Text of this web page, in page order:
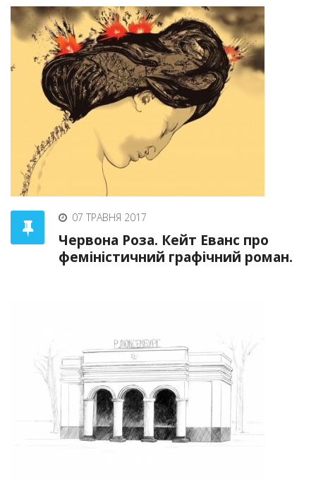
07 ТРАВНЯ 2017
Червона Роза. Кейт Еванс про
феміністичний графічний роман.